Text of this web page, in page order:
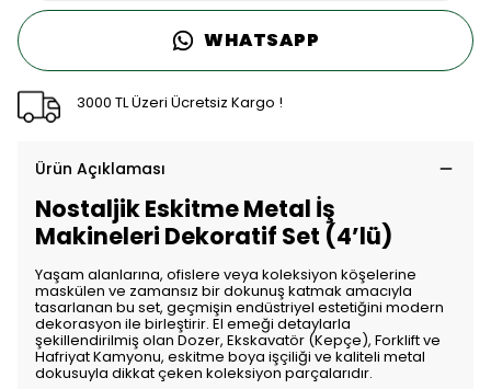
WHATSAPP
3000 TL Üzeri Ücretsiz Kargo !
Ürün Açıklaması
Nostaljik Eskitme Metal İş
Makineleri Dekoratif Set (4’lü)
Yaşam alanlarına, ofislere veya koleksiyon köşelerine
maskülen ve zamansız bir dokunuş katmak amacıyla
tasarlanan bu set, geçmişin endüstriyel estetiğini modern
dekorasyon ile birleştirir. El emeği detaylarla
şekillendirilmiş olan Dozer, Ekskavatör (Kepçe), Forklift ve
Hafriyat Kamyonu, eskitme boya işçiliği ve kaliteli metal
dokusuyla dikkat çeken koleksiyon parçalarıdır.